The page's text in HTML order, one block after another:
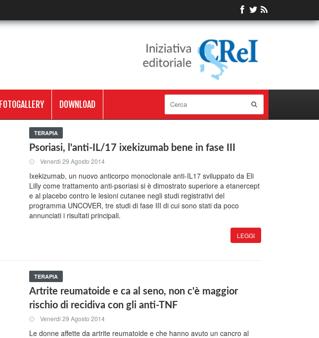
FOTOGALLERY DOWNLOAD
TERAPIA
Psoriasi, l'anti-IL/17 ixekizumab bene in fase III
Venerdi 29 Agosto 2014
Ixekizumab, un nuovo anticorpo monoclonale anti-IL17 sviluppato da Eli
Lilly come trattamento anti-psoriasi si è dimostrato superiore a etanercept
e al placebo contro le lesioni cutanee negli studi registrativi del
programma UNCOVER, tre studi di fase III di cui sono stati da poco
annunciati i risultati principali.
LEGGI
TERAPIA
Artrite reumatoide e ca al seno, non c'è maggior
rischio di recidiva con gli anti-TNF
Venerdi 29 Agosto 2014
Le donne affette da artrite reumatoide e che hanno avuto un cancro al